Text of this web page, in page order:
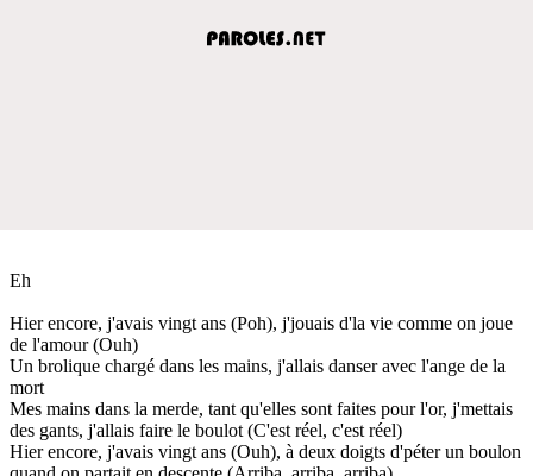
Eh
Hier encore, j'avais vingt ans (Poh), j'jouais d'la vie comme on joue
de l'amour (Ouh)
Un brolique chargé dans les mains, j'allais danser avec l'ange de la
mort
Mes mains dans la merde, tant qu'elles sont faites pour l'or, j'mettais
des gants, j'allais faire le boulot (C'est réel, c'est réel)
Hier encore, j'avais vingt ans (Ouh), à deux doigts d'péter un boulon